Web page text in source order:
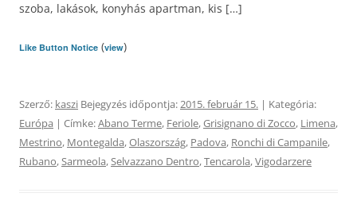
szoba, lakások, konyhás apartman, kis […]
Like Button Notice (view)
Szerző: kaszi Bejegyzés időpontja:2015. február 15. | Kategória:
Európa | Címke:Abano Terme, Feriole,Grisignano di Zocco, Limena,
Mestrino, Montegalda,Olaszország, Padova, Ronchi di Campanile,
Rubano,Sarmeola,Selvazzano Dentro,Tencarola,Vigodarzere